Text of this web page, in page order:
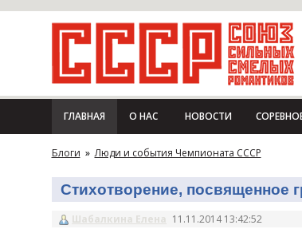
ГЛАВНАЯ О НАС НОВОСТИ
Блоги » Люди и события Чемпионата СССР
Стихотворение, посвященное
Шабалкина Елена 11.11.2014 13:42:52